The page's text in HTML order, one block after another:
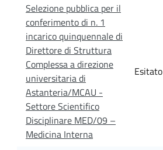
Selezione pubblica per il
conferimento di n. 1
incarico quinquennale di
Direttore di Struttura
Complessa a direzione
universitaria di
Astanteria/MCAU -
Settore Scientifico
Disciplinare MED/09 –
Medicina Interna
Esitato